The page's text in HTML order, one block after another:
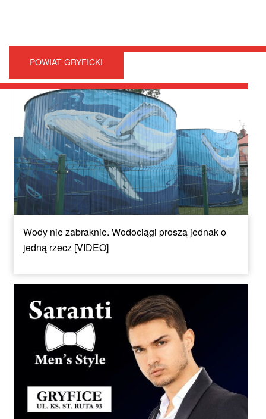
POWIAT GRYFICKI
Wody nie zabraknie. Wodociągi proszą jednak o
jedną rzecz [VIDEO]